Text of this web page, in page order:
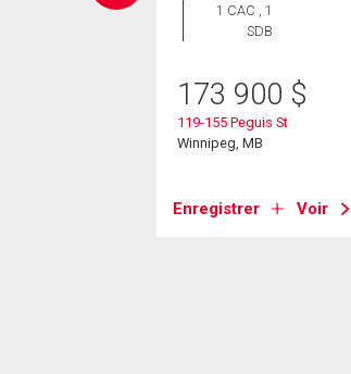
1 CAC , 1
SDB
173 900 $
119-155 Peguis St
Winnipeg, MB
Enregistrer Voir